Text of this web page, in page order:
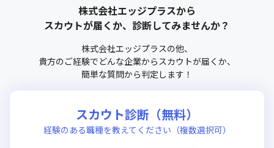
株式会社エッジプラスから
スカウトが届くか、診断してみませんか？
株式会社エッジプラスの他、
貴方のご経験でどんな企業からスカウトが届くか、
簡単な質問から判定します！
スカウト診断（無料）
経験のある職種を教えてください（複数選択可）